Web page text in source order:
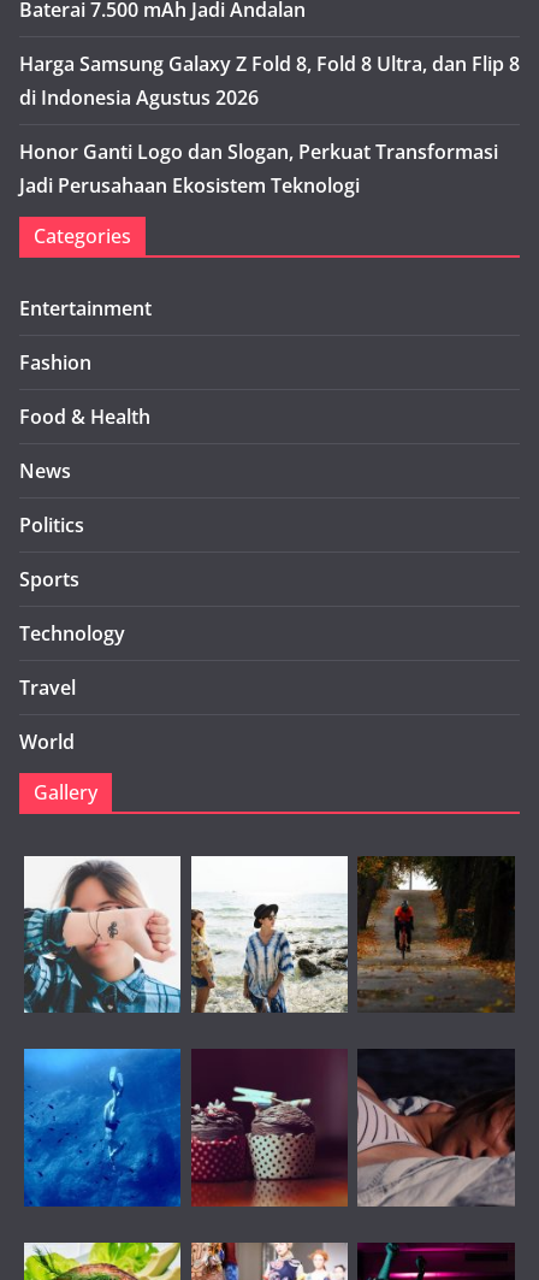
Baterai 7.500 mAh Jadi Andalan
Harga Samsung Galaxy Z Fold 8, Fold 8 Ultra, dan Flip 8
di Indonesia Agustus 2026
Honor Ganti Logo dan Slogan, Perkuat Transformasi
Jadi Perusahaan Ekosistem Teknologi
Categories
Entertainment
Fashion
Food & Health
News
Politics
Sports
Technology
Travel
World
Gallery